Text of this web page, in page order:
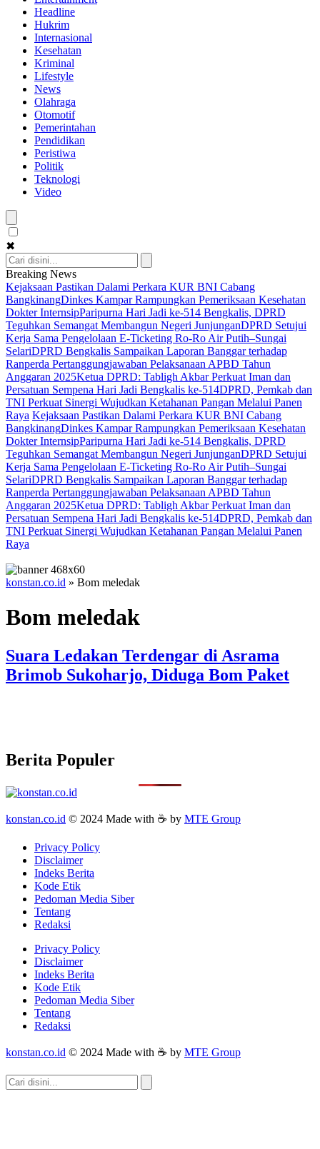
Headline
Hukrim
Internasional
Kesehatan
Kriminal
Lifestyle
News
Olahraga
Otomotif
Pemerintahan
Pendidikan
Peristiwa
Politik
Teknologi
Video
✖
Breaking News
Kejaksaan Pastikan Dalami Perkara KUR BNI Cabang
BangkinangDinkes Kampar Rampungkan Pemeriksaan Kesehatan
Dokter InternsipParipurna Hari Jadi ke-514 Bengkalis, DPRD
Teguhkan Semangat Membangun Negeri JunjunganDPRD Setujui
Kerja Sama Pengelolaan E-Ticketing Ro-Ro Air Putih–Sungai
SelariDPRD Bengkalis Sampaikan Laporan Banggar terhadap
Ranperda Pertanggungjawaban Pelaksanaan APBD Tahun
Anggaran 2025Ketua DPRD: Tabligh Akbar Perkuat Iman dan
Persatuan Sempena Hari Jadi Bengkalis ke-514DPRD, Pemkab dan
TNI Perkuat Sinergi Wujudkan Ketahanan Pangan Melalui Panen
Raya Kejaksaan Pastikan Dalami Perkara KUR BNI Cabang
BangkinangDinkes Kampar Rampungkan Pemeriksaan Kesehatan
Dokter InternsipParipurna Hari Jadi ke-514 Bengkalis, DPRD
Teguhkan Semangat Membangun Negeri JunjunganDPRD Setujui
Kerja Sama Pengelolaan E-Ticketing Ro-Ro Air Putih–Sungai
SelariDPRD Bengkalis Sampaikan Laporan Banggar terhadap
Ranperda Pertanggungjawaban Pelaksanaan APBD Tahun
Anggaran 2025Ketua DPRD: Tabligh Akbar Perkuat Iman dan
Persatuan Sempena Hari Jadi Bengkalis ke-514DPRD, Pemkab dan
TNI Perkuat Sinergi Wujudkan Ketahanan Pangan Melalui Panen
Raya
konstan.co.id » Bom meledak
Bom meledak
Suara Ledakan Terdengar di Asrama
Brimob Sukoharjo, Diduga Bom Paket
Berita Populer
konstan.co.id © 2024 Made with ☕ by MTE Group
Privacy Policy
Disclaimer
Indeks Berita
Kode Etik
Pedoman Media Siber
Tentang
Redaksi
Privacy Policy
Disclaimer
Indeks Berita
Kode Etik
Pedoman Media Siber
Tentang
Redaksi
konstan.co.id © 2024 Made with ☕ by MTE Group